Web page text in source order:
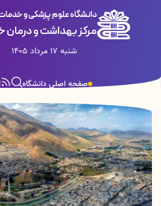
دانشگاه علوم پزشکی و
مرکز بهداشت و درمان
شنبه 17 مرداد 1405
صفحه اصلی دانشگاه